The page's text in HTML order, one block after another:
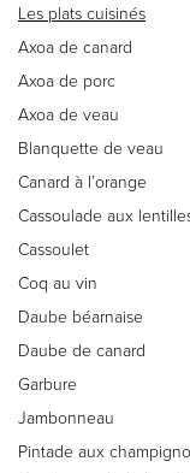
Les plats cuisinés
Axoa de canard
Axoa de porc
Axoa de veau
Blanquette de veau
Canard à l’orange
Cassoulade aux
Cassoulet
Coq au vin
Daube béarnaise
Daube de canard
Garbure
Jambonneau
Pintade aux